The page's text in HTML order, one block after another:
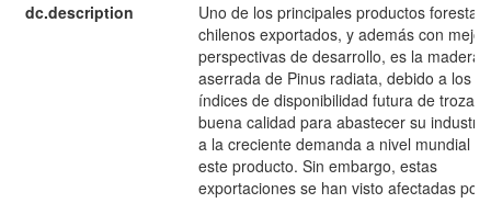
dc.description
Uno de los principales productos
chilenos exportados, y además con
perspectivas de desarrollo, es la madera
aserrada de Pinus radiata, debido a los
índices de disponibilidad futura de trozas
buena calidad para abastecer su
a la creciente demanda a nivel mundial
este producto. Sin embargo, estas
exportaciones se han visto afectadas por